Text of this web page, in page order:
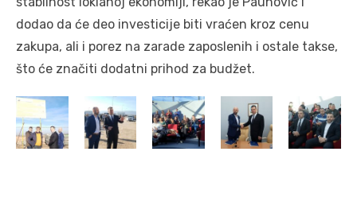
dodao da će deo investicije biti vraćen kroz cenu
zakupa, ali i porez na zarade zaposlenih i ostale takse,
što će značiti dodatni prihod za budžet.